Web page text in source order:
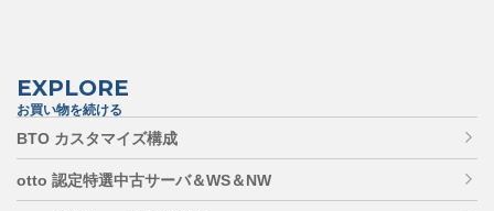
EXPLORE
お買い物を続ける
BTO カスタマイズ構成
otto 認定特選中古サーバ＆WS＆NW